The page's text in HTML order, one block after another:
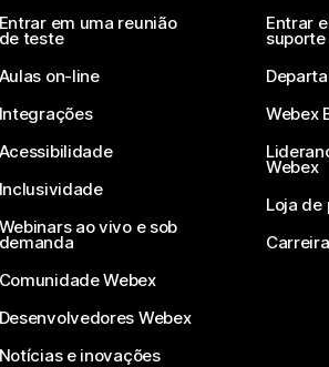
Entrar em uma reunião
de teste
Aulas on-line
Integrações
Acessibilidade
Inclusividade
Webinars ao vivo e sob
demanda
Comunidade Webex
Desenvolvedores Webex
Notícias e inovações
Entrar
suporte
Webex
Webex
Loja de